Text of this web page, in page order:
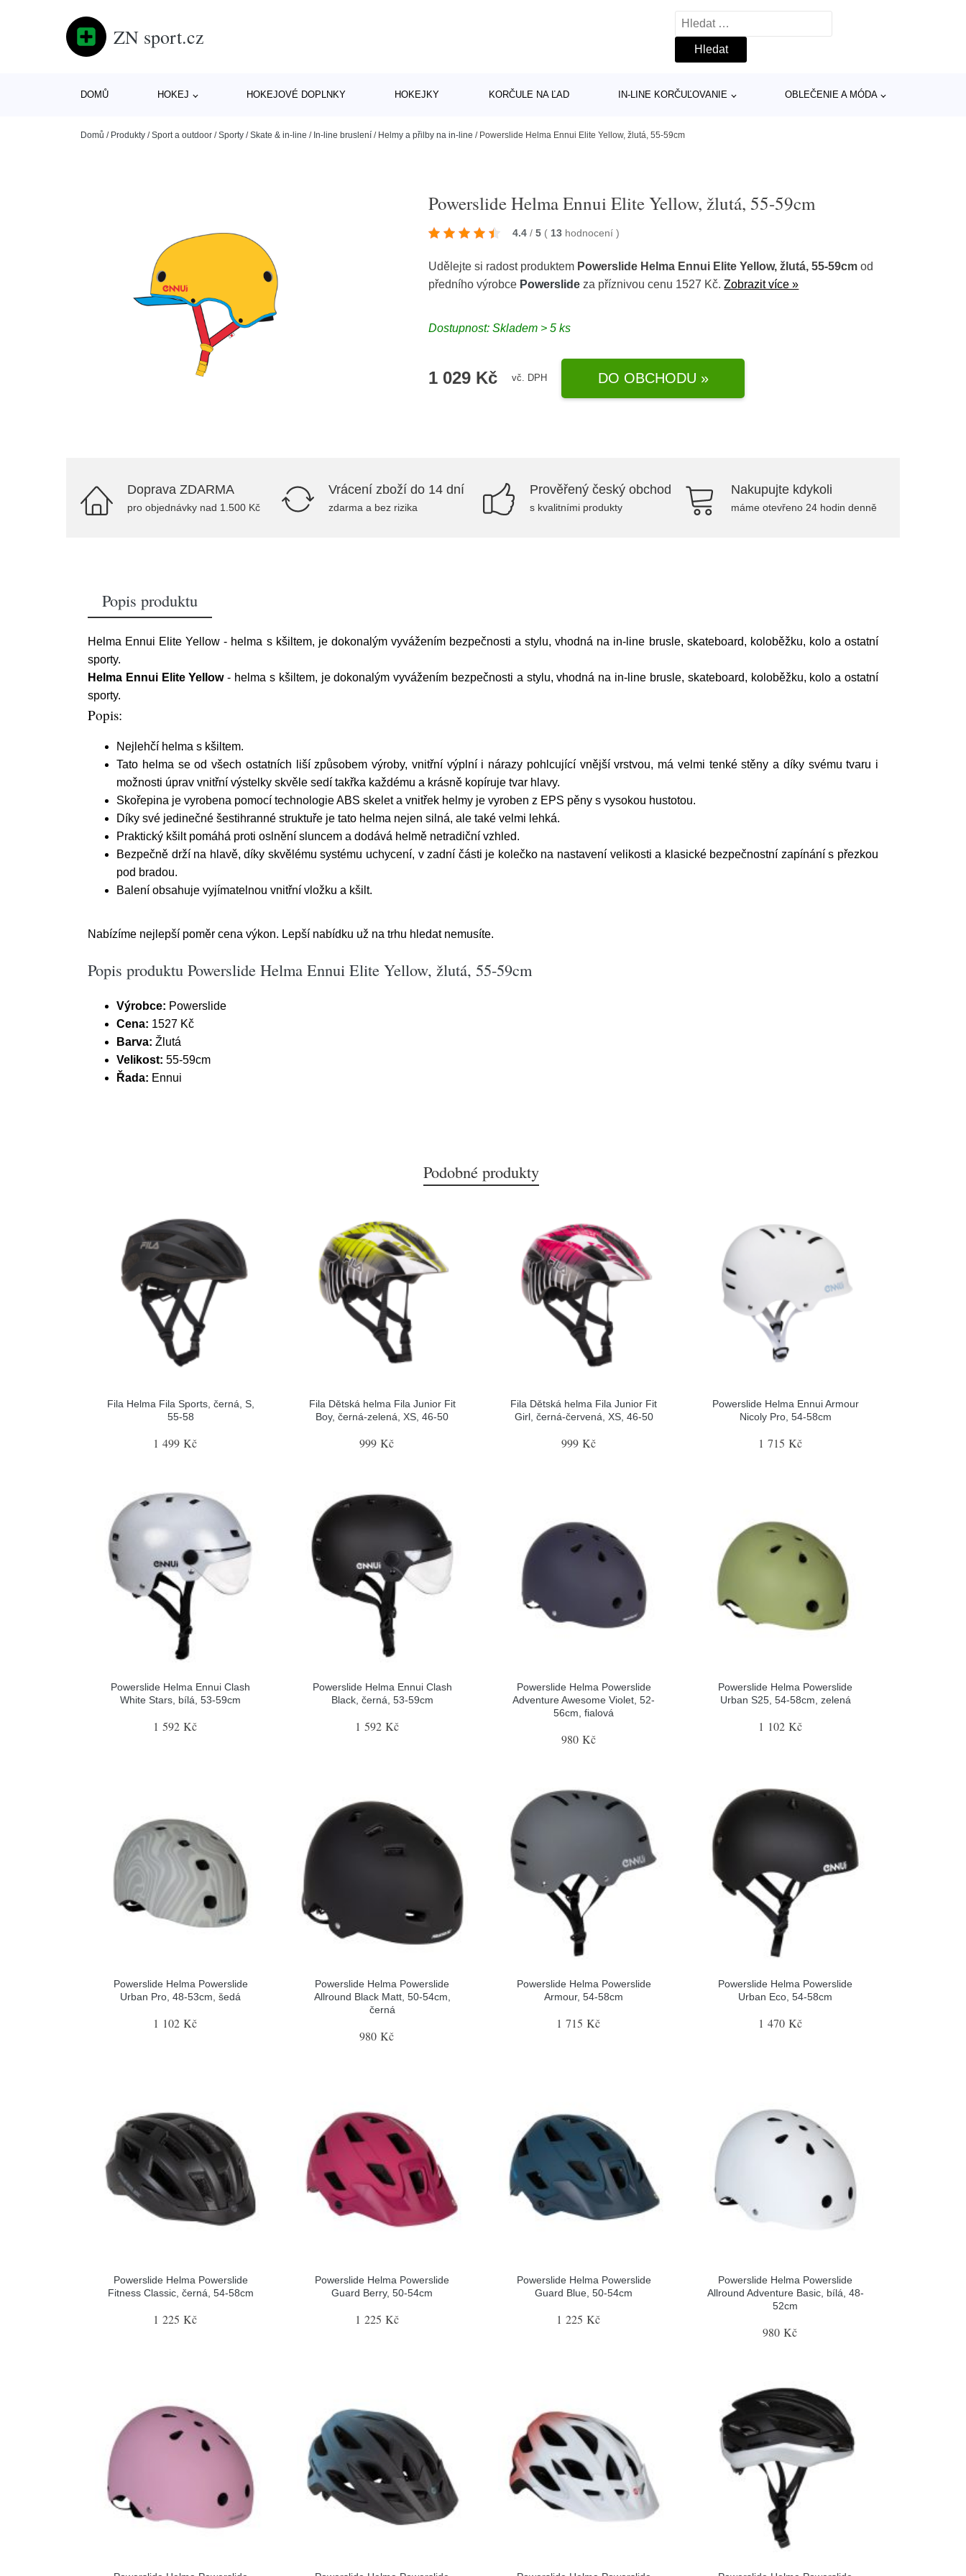
ZN sport.cz
Vyhledávání
DOMŮ HOKEJ HOKEJOVÉ DOPLNKY HOKEJKY KORČULE NA ĽAD IN-LINE KORČUĽOVANIE OBLEČENIE A MÓDA
Domů / Produkty /Sport a outdoor /Sporty /Skate & in-line / In-line bruslení / Helmy a přilby na in-line / Powerslide Helma Ennui Elite Yellow, žlutá, 55-59cm
Powerslide Helma Ennui Elite Yellow, žlutá, 55-59cm
4.4 / 5 ( 13 hodnocení)
Udělejte si radost produktem Powerslide Helma Ennui Elite Yellow, žlutá, 55-59cm od
předního výrobce Powerslide za příznivou cenu 1527 Kč.Zobrazit více »
Dostupnost: Skladem > 5 ks
1 029 Kč vč. DPH DO OBCHODU »
Doprava ZDARMA
pro objednávky nad 1.500 Kč
Vrácení zboží do 14 dní
zdarma a bez rizika
Prověřený český obchod
s kvalitními produkty
Nakupujte kdykoli
máme otevřeno 24 hodin denně
Popis produktu
Helma Ennui Elite Yellow - helma s kšiltem, je dokonalým vyvážením bezpečnosti a stylu, vhodná na in-line brusle, skateboard, koloběžku, kolo a ostatní
sporty.
Helma Ennui Elite Yellow- helma s kšiltem, je dokonalým vyvážením bezpečnosti a stylu, vhodná na in-line brusle, skateboard, koloběžku, kolo a ostatní
sporty.
Popis:
Nejlehčí helma s kšiltem.
Tato helma se od všech ostatních liší způsobem výroby, vnitřní výplní i nárazy pohlcující vnější vrstvou, má velmi tenké stěny a díky svému tvaru i
možnosti úprav vnitřní výstelky skvěle sedí takřka každému a krásně kopíruje tvar hlavy.
Skořepina je vyrobena pomocí technologie ABS skelet a vnitřek helmy je vyroben z EPS pěny s vysokou hustotou.
Díky své jedinečné šestihranné struktuře je tato helma nejen silná, ale také velmi lehká.
Praktický kšilt pomáhá proti oslnění sluncem a dodává helmě netradiční vzhled.
Bezpečně drží na hlavě, díky skvělému systému uchycení, v zadní části je kolečko na nastavení velikosti a klasické bezpečnostní zapínání s přezkou
pod bradou.
Balení obsahuje vyjímatelnou vnitřní vložku a kšilt.
Nabízíme nejlepší poměr cena výkon. Lepší nabídku už na trhu hledat nemusíte.
Popis produktu Powerslide Helma Ennui Elite Yellow, žlutá, 55-59cm
Výrobce: Powerslide
Cena: 1527 Kč
Barva: Žlutá
Velikost: 55-59cm
Řada: Ennui
Podobné produkty
Fila Helma Fila Sports, černá, S,
55-58
1 499 Kč
Fila Dětská helma Fila Junior Fit
Boy, černá-zelená, XS, 46-50
999 Kč
Fila Dětská helma Fila Junior Fit
Girl, černá-červená, XS, 46-50
999 Kč
Powerslide Helma Ennui Armour
Nicoly Pro, 54-58cm
1 715 Kč
Powerslide Helma Ennui Clash
White Stars, bílá, 53-59cm
1 592 Kč
Powerslide Helma Ennui Clash
Black, černá, 53-59cm
1 592 Kč
Powerslide Helma Powerslide
Adventure Awesome Violet, 52-
56cm, fialová
980 Kč
Powerslide Helma Powerslide
Urban S25, 54-58cm, zelená
1 102 Kč
Powerslide Helma Powerslide
Urban Pro, 48-53cm, šedá
1 102 Kč
Powerslide Helma Powerslide
Allround Black Matt, 50-54cm,
černá
980 Kč
Powerslide Helma Powerslide
Armour, 54-58cm
1 715 Kč
Powerslide Helma Powerslide
Urban Eco, 54-58cm
1 470 Kč
Powerslide Helma Powerslide
Fitness Classic, černá, 54-58cm
1 225 Kč
Powerslide Helma Powerslide
Guard Berry, 50-54cm
1 225 Kč
Powerslide Helma Powerslide
Guard Blue, 50-54cm
1 225 Kč
Powerslide Helma Powerslide
Allround Adventure Basic, bílá, 48-
52cm
980 Kč